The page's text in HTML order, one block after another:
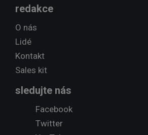
redakce
O nás
Lidé
Kontakt
Sales kit
sledujte nás
Facebook
Twitter